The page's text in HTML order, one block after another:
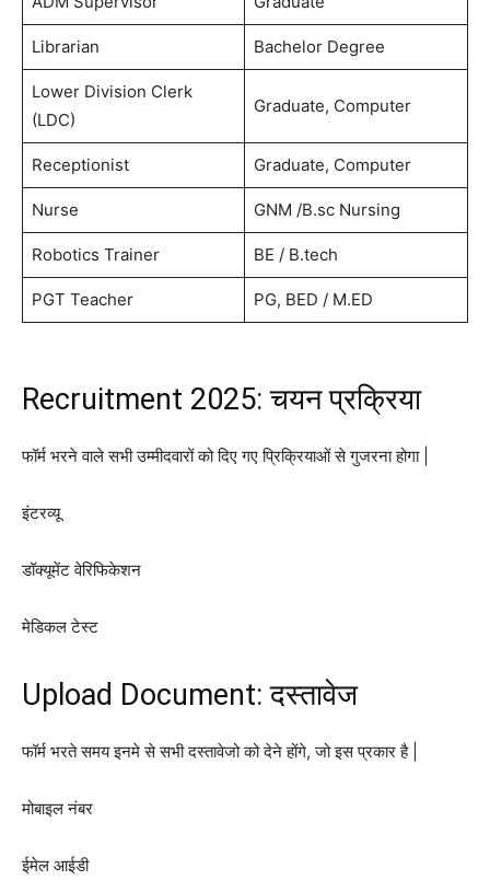
Librarian Bachelor Degree
Lower Division Clerk
(LDC)
Graduate, Computer
Receptionist Graduate, Computer
Nurse GNM /B.sc Nursing
Robotics Trainer BE / B.tech
PGT Teacher PG, BED / M.ED
Recruitment 2025: चयन प्रक्रिया
फॉर्म भरने वाले सभी उम्मीदवारों को दिए गए प्रिक्रियाओं से गुजरना होगा |
इंटरव्यू
डॉक्यूमेंट वेरिफिकेशन
मेडिकल टेस्ट
Upload Document: दस्तावेज
फॉर्म भरते समय इनमे से सभी दस्तावेजो को देने होंगे, जो इस प्रकार है |
मोबाइल नंबर
ईमेल आईडी